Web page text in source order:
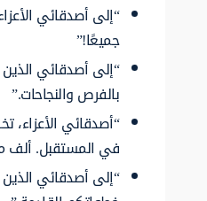
“إلى أصدقائي
جميعًا!”
“إلى أصدقائي الذين
بالفرص والنجاحات.”
“أصدقائي
في المستقبل. ألف
“إلى أصدقائي